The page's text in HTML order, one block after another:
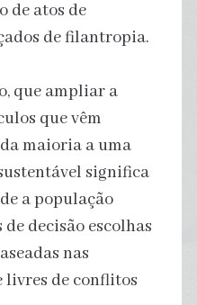
de atos de
de filantropia.
que ampliar a
que vêm
maioria a uma
significa
a população
decisão escolhas
nas
livres de conflitos